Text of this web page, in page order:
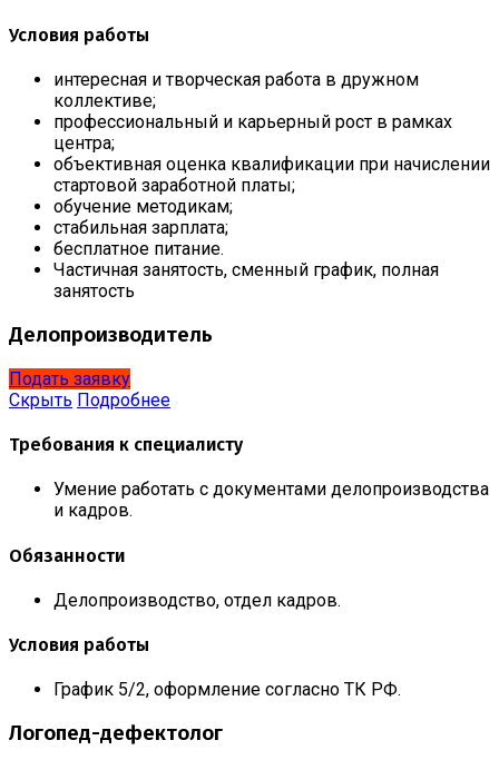
Условия работы
интересная и творческая работа в дружном
коллективе;
профессиональный и карьерный рост в рамках
центра;
объективная оценка квалификации при начислении
стартовой заработной платы;
обучение методикам;
стабильная зарплата;
бесплатное питание.
Частичная занятость, сменный график, полная
занятость
Делопроизводитель
Подать заявку
Скрыть Подробнее
Требования к специалисту
Умение работать с документами делопроизводства
и кадров.
Обязанности
Делопроизводство, отдел кадров.
Условия работы
График 5/2, оформление согласно ТК РФ.
Логопед-дефектолог